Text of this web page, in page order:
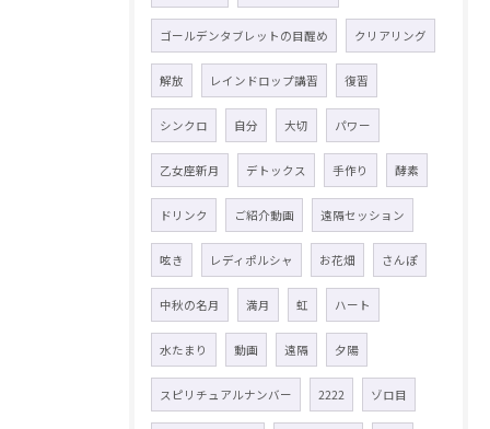
ゴールデンタブレットの目醒め クリアリング
解放 レインドロップ講習 復習
シンクロ 自分 大切 パワー
乙女座新月 デトックス 手作り 酵素
ドリンク ご紹介動画 遠隔セッション
呟き レディポルシャ お花畑 さんぽ
中秋の名月 満月 虹 ハート
水たまり 動画 遠隔 夕陽
スピリチュアルナンバー 2222 ゾロ目